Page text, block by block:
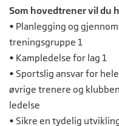
Som hovedtrener vil du
• Planlegging og
treningsgruppe 1
• Kampledelse for lag 1
• Sportslig ansvar for
øvrige trenere og
ledelse
• Sikre en tydelig